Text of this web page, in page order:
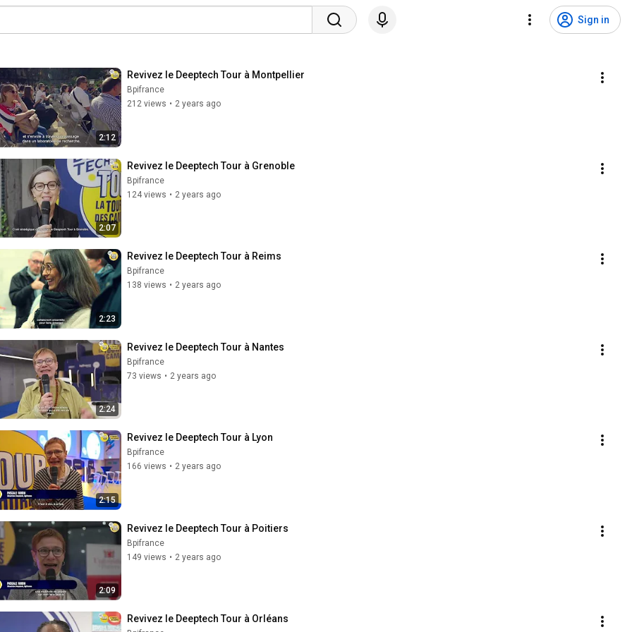
Sign in
2:12
Revivez le Deeptech Tour à Montpellier
Bpifrance
212 views • 2 years ago
2:07
Revivez le Deeptech Tour à Grenoble
Bpifrance
124 views • 2 years ago
2:23
Revivez le Deeptech Tour à Reims
Bpifrance
138 views • 2 years ago
2:24
Revivez le Deeptech Tour à Nantes
Bpifrance
73 views • 2 years ago
2:15
Revivez le Deeptech Tour à Lyon
Bpifrance
166 views • 2 years ago
2:09
Revivez le Deeptech Tour à Poitiers
Bpifrance
149 views • 2 years ago
Revivez le Deeptech Tour à Orléans